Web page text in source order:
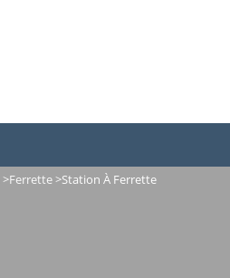
>Ferrette>Station À Ferrette